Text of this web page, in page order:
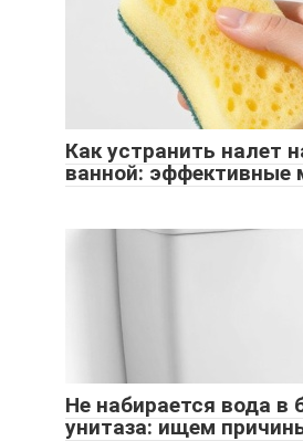
Как устранить налет
ванной: эффективные
Не набирается вода в
унитаза: ищем